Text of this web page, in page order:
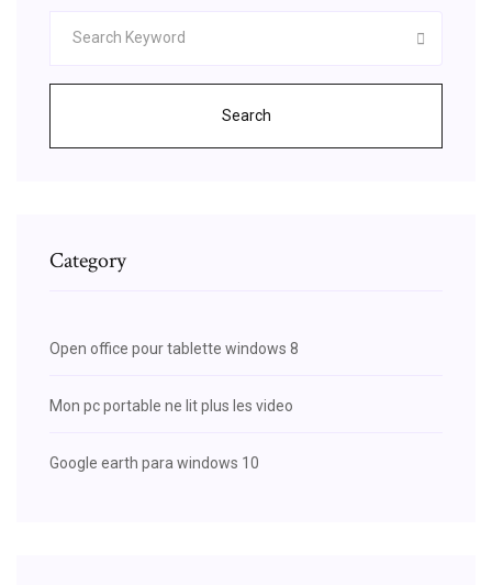
Search
Category
Open office pour tablette windows 8
Mon pc portable ne lit plus les video
Google earth para windows 10